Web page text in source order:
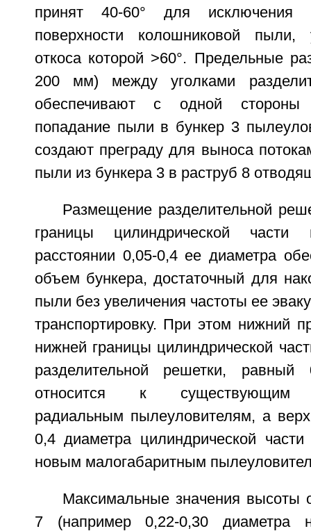
принят 40-60° для
поверхности колошниковой пыли,
откоса которой >60°. Предельные
200 мм) между уголками
обеспечивают с одной стороны
попадание пыли в бункер 3
создают преграду для выноса
пыли из бункера 3 в раструб 8
Размещение разделительной
границы цилиндрической части
расстоянии 0,05-0,4 ее диаметра
объем бункера, достаточный для
пыли без увеличения частоты ее
транспортировку. При этом нижний
нижней границы цилиндрической
разделительной решетки,
относится к существующим
радиальным пылеуловителям, а
0,4 диаметра цилиндрической
новым малогабаритным
Максимальные значения высоты
7 (например 0,22-0,30 диаметра